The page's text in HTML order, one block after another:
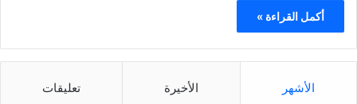
أكمل القراءة »
الأشهر الأخيرة تعليقات